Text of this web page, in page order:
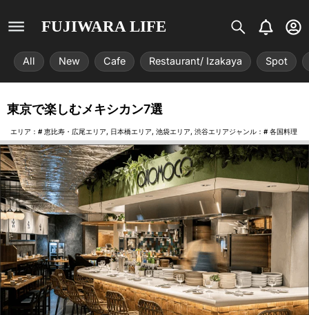
FUJIWARA LIFE
S
i
s
t
r
B
e
l
l
U
s
e
r
-
r
c
l
e
All New Cafe Restaurant/ Izakaya Spot
東京で楽しむメキシカン7選
エリア：# 恵比寿・広尾エリア, 日本橋エリア, 池袋エリア, 渋谷エリアジャンル：# 各国料理